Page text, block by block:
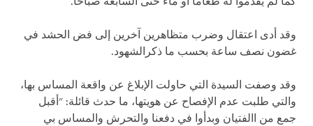
وقد أدى اعتقال وضرب متظاهرين آخرين إلى فض الحشد في
غضون نصف ساعة بحسب ما ذكرالشهود.
وقد وصفت السيدة التي حاولت الإبلاغ عن واقعة المساس بها،
والتي طلبت عدم الإفصاح عن هويتها، ما حدث قائلة: "أقبل
جمع من االفتيان وبدأوا في دفعنا والتحرش والمساس بي